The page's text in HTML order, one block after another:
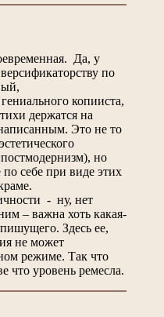
Да, у
по
копииста,
держатся на
Это не то
но
по себе при виде этих
- ну, нет
– важна хоть какая-
Здесь ее,
не может
режиме. Так что
что уровень ремесла.